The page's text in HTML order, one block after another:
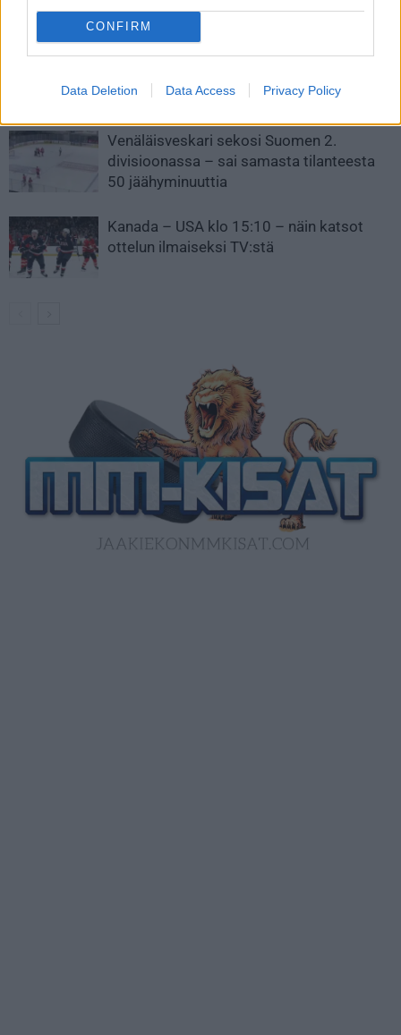
CONFIRM
Data Deletion Data Access Privacy Policy
LIITTYVÄT ARTIKKELIT LISÄÄ TEKIJÄLTÄ
Leijonat julkisti ketjut Sveitsi-peliin –
kaukaloon
Venäläisveskari sekosi Suomen 2.
divisioonassa – sai samasta tilanteesta
50 jäähyminuuttia
Kanada – USA klo 15:10 – näin katsot
ottelun ilmaiseksi TV:stä